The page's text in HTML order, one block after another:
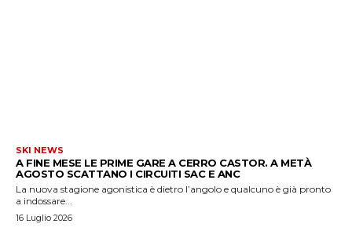
SKI NEWS
A FINE MESE LE PRIME GARE A CERRO CASTOR. A METÀ
AGOSTO SCATTANO I CIRCUITI SAC E ANC
La nuova stagione agonistica è dietro l’angolo e qualcuno è già pronto
a indossare...
16 Luglio 2026